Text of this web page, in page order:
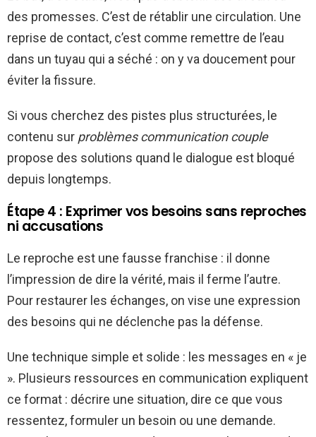
des promesses. C’est de rétablir une circulation. Une
reprise de contact, c’est comme remettre de l’eau
dans un tuyau qui a séché : on y va doucement pour
éviter la fissure.
Si vous cherchez des pistes plus structurées, le
contenu sur problèmes communication couple
propose des solutions quand le dialogue est bloqué
depuis longtemps.
Étape 4 : Exprimer vos besoins sans reproches
ni accusations
Le reproche est une fausse franchise : il donne
l’impression de dire la vérité, mais il ferme l’autre.
Pour restaurer les échanges, on vise une expression
des besoins qui ne déclenche pas la défense.
Une technique simple et solide : les messages en « je
». Plusieurs ressources en communication expliquent
ce format : décrire une situation, dire ce que vous
ressentez, formuler un besoin ou une demande.